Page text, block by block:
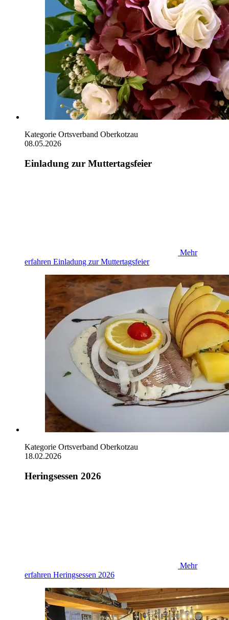
Kategorie Ortsverband Oberkotzau
08.05.2026
Einladung zur Muttertagsfeier
Mehr
erfahren Einladung zur Muttertagsfeier
Kategorie Ortsverband Oberkotzau
18.02.2026
Heringsessen 2026
Mehr
erfahren Heringsessen 2026